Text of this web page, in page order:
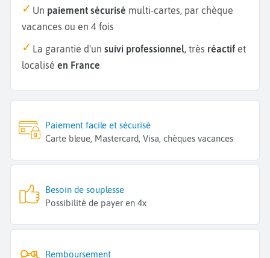
Un paiement sécurisé multi-cartes, par chèque
vacances ou en 4 fois
La garantie d'un suivi professionnel, très réactif et
localisé en France
Paiement facile et sécurisé
Carte bleue, Mastercard, Visa, chèques vacances
Besoin de souplesse
Possibilité de payer en 4x
Remboursement